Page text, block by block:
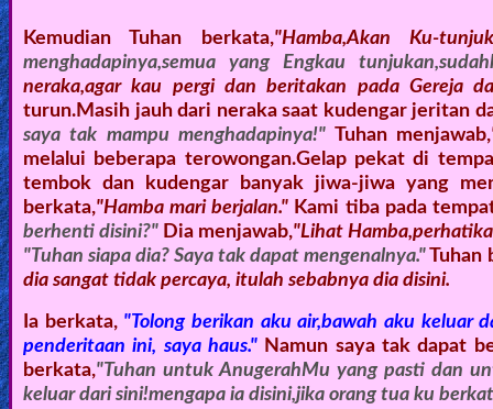
Kemudian Tuhan berkata,"Hamba,Akan Ku-
menghadapinya,semua yang Engkau
neraka,agar kau pergi dan beritakan pada Gereja
turun.Masih jauh dari neraka saat kudengar jeritan
saya tak mampu menghadapinya!" Tuhan menjawab,
melalui beberapa terowongan.Gelap pekat di
tembok dan kudengar banyak jiwa-jiwa yang
berkata,"Hamba mari berjalan." Kami tiba pada
berhenti disini?" Dia menjawab,"Lihat
"Tuhan siapa dia? Saya tak dapat mengenalnya."Tuhan
dia sangat tidak percaya, itulah sebabnya dia disini.
Ia berkata, "Tolong berikan aku air,bawah aku keluar
penderitaan ini, saya haus." Namun saya tak dapat
berkata,"Tuhan untuk AnugerahMu yang pasti dan
keluar dari sini!mengapa ia disini,jika orang tua ku